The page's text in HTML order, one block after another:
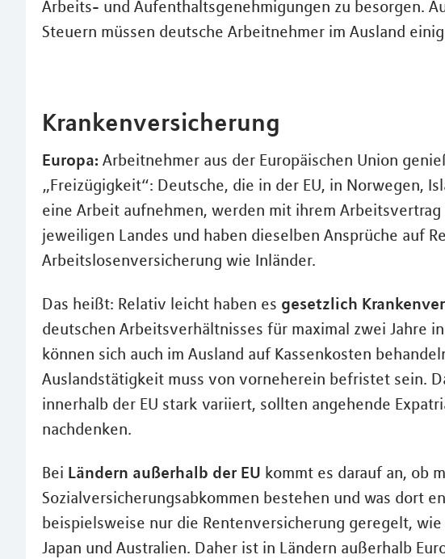
Arbeits- und Aufenthaltsgenehmigungen zu besorgen.
Steuern müssen deutsche Arbeitnehmer im Ausland
Krankenversicherung
Europa: Arbeitnehmer aus der Europäischen Union
„Freizügigkeit“: Deutsche, die in der EU, in Norwegen,
eine Arbeit aufnehmen, werden mit ihrem
jeweiligen Landes und haben dieselben Ansprüche auf
Arbeitslosenversicherung wie Inländer.
Das heißt: Relativ leicht haben es gesetzlich
deutschen Arbeitsverhältnisses für maximal zwei Jahre
können sich auch im Ausland auf Kassenkosten
Auslandstätigkeit muss von vorneherein befristet sein.
innerhalb der EU stark variiert, sollten angehende
nachdenken.
Bei Ländern außerhalb der EU kommt es darauf an, ob
Sozialversicherungsabkommen bestehen und was dort
beispielsweise nur die Rentenversicherung geregelt, wie
Japan und Australien. Daher ist in Ländern außerhalb